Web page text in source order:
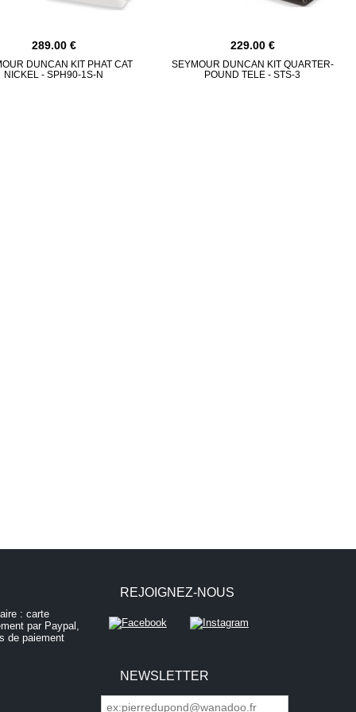
289.00
DUNCAN KIT PHAT CAT
NICKEL - SPH90-1S-N
229.00
SEYMOUR DUNCAN KIT QUARTER-
POUND TELE - STS-3
REJOIGNEZ-NOUS
NEWSLETTER